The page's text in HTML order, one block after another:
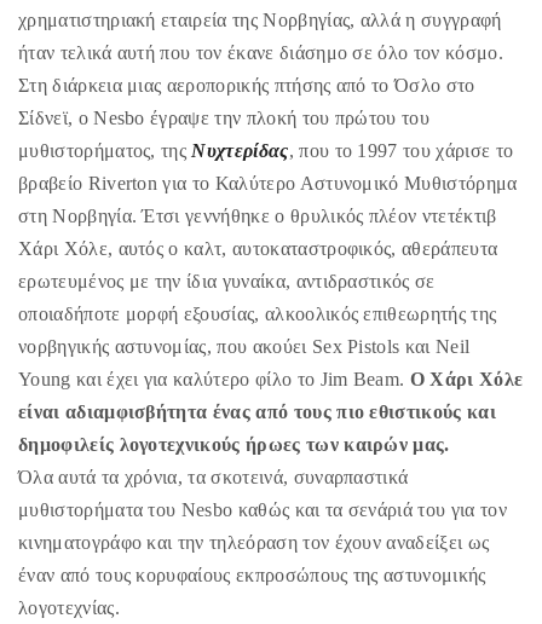
χρηματιστηριακή εταιρεία της Νορβηγίας, αλλά η συγγραφή
ήταν τελικά αυτή που τον έκανε διάσημο σε όλο τον κόσμο.
Στη διάρκεια μιας αεροπορικής πτήσης από το Όσλο στο
Σίδνεϊ, ο Nesbo έγραψε την πλοκή του πρώτου του
μυθιστορήματος, της Νυχτερίδας, που το 1997 του χάρισε το
βραβείο Riverton για το Καλύτερο Αστυνομικό Μυθιστόρημα
στη Νορβηγία. Έτσι γεννήθηκε ο θρυλικός πλέον ντετέκτιβ
Χάρι Χόλε, αυτός ο καλτ, αυτοκαταστροφικός, αθεράπευτα
ερωτευμένος με την ίδια γυναίκα, αντιδραστικός σε
οποιαδήποτε μορφή εξουσίας, αλκοολικός επιθεωρητής της
νορβηγικής αστυνομίας, που ακούει Sex Pistols και Neil
Young και έχει για καλύτερο φίλο το Jim Beam. O Χάρι Χόλε
είναι αδιαμφισβήτητα ένας από τους πιο εθιστικούς και
δημοφιλείς λογοτεχνικούς ήρωες των καιρών μας.
Όλα αυτά τα χρόνια, τα σκοτεινά, συναρπαστικά
μυθιστορήματα του Nesbo καθώς και τα σενάριά του για τον
κινηματογράφο και την τηλεόραση τον έχουν αναδείξει ως
έναν από τους κορυφαίους εκπροσώπους της αστυνομικής
λογοτεχνίας.